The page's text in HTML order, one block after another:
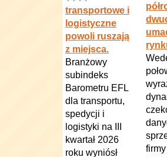
transportowe i
logistyczne
powoli ruszają
z miejsca.
Branżowy
subindeks
Barometru EFL
dla transportu,
spedycji i
logistyki na III
kwartał 2026
roku wyniósł